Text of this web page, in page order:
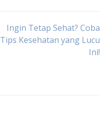
Ingin Tetap Sehat? Coba
Tips Kesehatan yang Lucu
Ini!